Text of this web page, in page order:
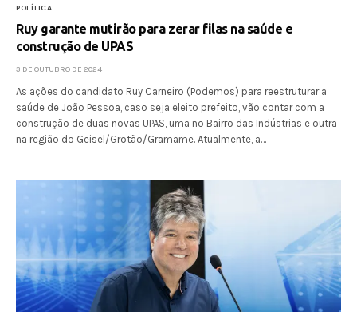
POLÍTICA
Ruy garante mutirão para zerar filas na saúde e
construção de UPAS
3 DE OUTUBRO DE 2024
As ações do candidato Ruy Carneiro (Podemos) para reestruturar a
saúde de João Pessoa, caso seja eleito prefeito, vão contar com a
construção de duas novas UPAS, uma no Bairro das Indústrias e outra
na região do Geisel/Grotão/Gramame. Atualmente, a…